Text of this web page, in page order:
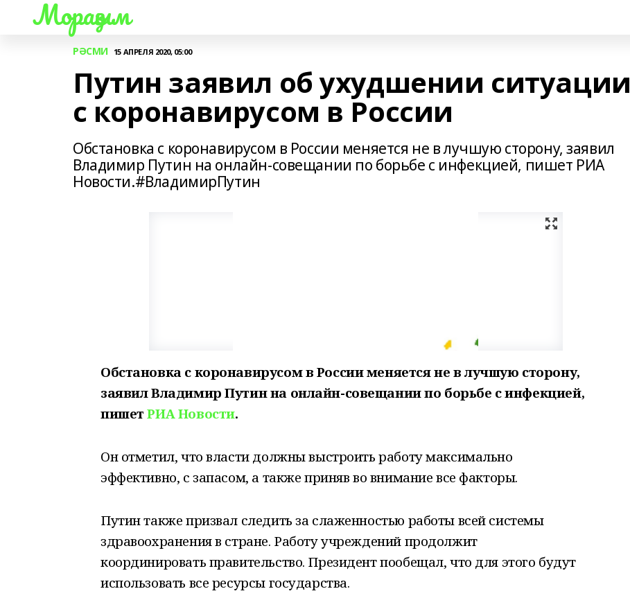
Мораҙым
РӘСМИ 15 АПРЕЛЯ 2020, 05:00
Путин заявил об ухудшении ситуации
с коронавирусом в России
Обстановка с коронавирусом в России меняется не в лучшую сторону, заявил
Владимир Путин на онлайн-совещании по борьбе с инфекцией, пишет РИА
Новости.#ВладимирПутин
Обстановка с коронавирусом в России меняется не в лучшую сторону,
заявил Владимир Путин на онлайн-совещании по борьбе с инфекцией,
пишетРИА Новости.
Он отметил, что власти должны выстроить работу максимально
эффективно, с запасом, а также приняв во внимание все факторы.
Путин также призвал следить за слаженностью работы всей системы
здравоохранения в стране. Работу учреждений продолжит
координировать правительство. Президент пообещал, что для этого будут
использовать все ресурсы государства.